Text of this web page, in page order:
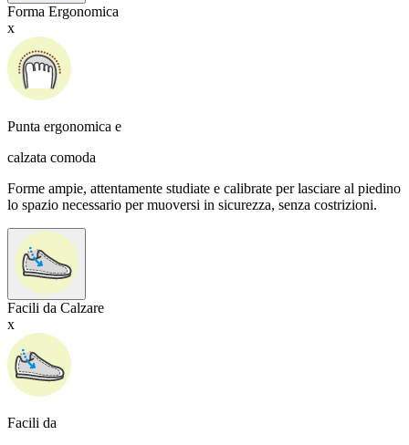
Forma Ergonomica
x
Punta ergonomica e
calzata comoda
Forme ampie, attentamente studiate e calibrate per lasciare al piedino
lo spazio necessario per muoversi in sicurezza, senza costrizioni.
Facili da Calzare
x
Facili da